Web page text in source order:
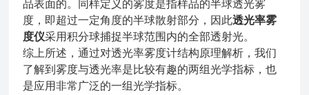
品表面的。同样定义的雾度是指样品的半球透光雾
度，即超过一定角度的半球散射部分，因此透光率雾
度仪采用积分球捕捉半球范围内的全部透射光。
综上所述，通过对透光率雾度计结构原理解析，我们
了解到雾度与透光率是比较有趣的两组光学指标，也
是应用非常广泛的一组光学指标。